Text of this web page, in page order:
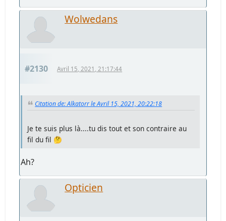
Wolwedans
#2130 Avril 15, 2021, 21:17:44
Citation de: Alkatorr le Avril 15, 2021, 20:22:18
Je te suis plus là....tu dis tout et son contraire au
fil du fil 🤔
Ah?
Opticien